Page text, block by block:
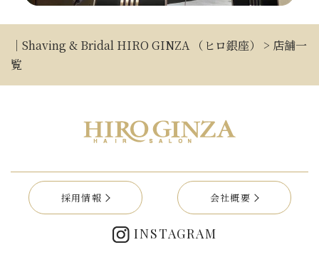
│Shaving & Bridal HIRO GINZA （ヒロ銀座） > 店舗一
覧
INSTAGRAM
採用情報 会社概要